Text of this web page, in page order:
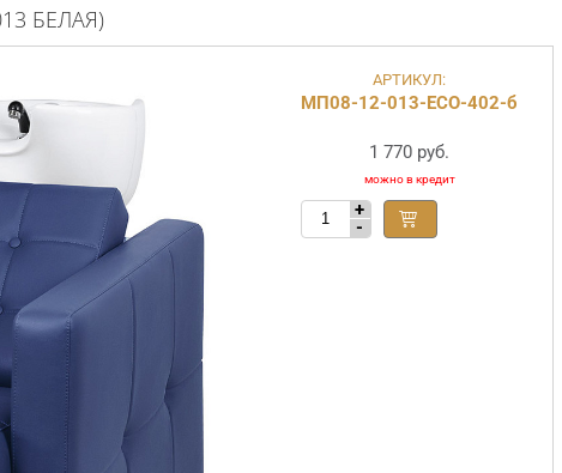
БЕЛАЯ)
АРТИКУЛ:
МП08-12-013-ECO-402-б
1 770 руб.
+
-